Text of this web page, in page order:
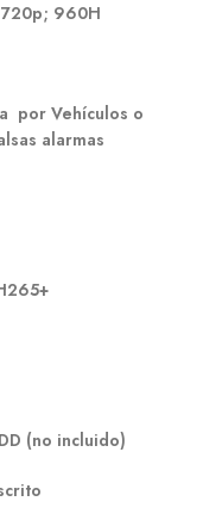
720p; 960H
por Vehículos o
alarmas
(no incluido)